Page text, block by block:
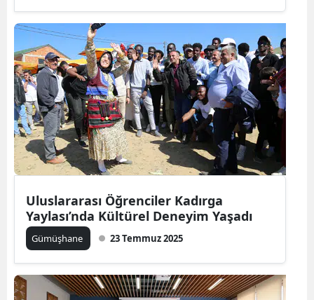
Sakarya
Samsun
Siirt
Sinop
Sivas
Tekirdağ
Tokat
Trabzon
Şanlıurfa
Uluslararası Öğrenciler Kadırga
Yaylası’nda Kültürel Deneyim Yaşadı
Gümüşhane 23 Temmuz 2025